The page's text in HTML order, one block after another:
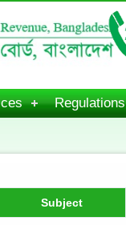
Regulations
Subject